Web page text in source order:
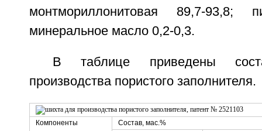
монтмориллонитовая 89,7-93,8;
минеральное масло 0,2-0,3.
В таблице приведены
производства пористого заполнителя.
Компоненты
Состав, мас.%